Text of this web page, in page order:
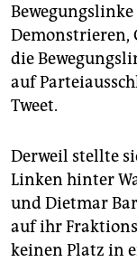
Demonstrieren,
die
auf
Tweet.
Derweil stellte
Linken hinter
und Dietmar
auf ihr
keinen Platz in